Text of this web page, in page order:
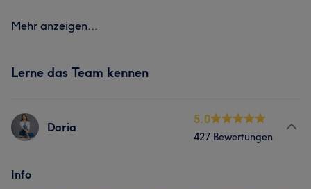
Mehr anzeigen...
Lerne das Team kennen
Daria
5.0
427 Bewertungen
Info